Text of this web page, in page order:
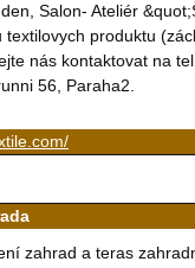
Salon- Ateliér
textilovych produktu
nás kontaktovat na
56, Paraha2.
zahrad a teras